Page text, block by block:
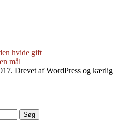
hvide gift
mål
Drevet af WordPress og
Søg